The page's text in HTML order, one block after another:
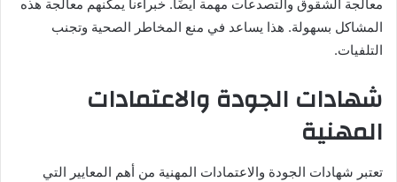
معالجة الشقوق والتصدعات مهمة أيضًا. خبراءنا يمكنهم معالجة هذه
المشاكل بسهولة. هذا يساعد في منع المخاطر الصحية وتجنب
التلفيات.
شهادات الجودة والاعتمادات
المهنية
تعتبر شهادات الجودة والاعتمادات المهنية من أهم المعايير التي